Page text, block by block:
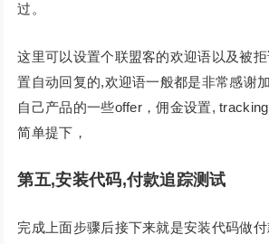
过。
这里可以设置个联盟客的欢迎语以及被
置自动回复的,欢迎语一般都是非常感谢
自己产品的一些offer，佣金设置,
简单提下，
第五,安装代码,付款追踪测试
完成上面步骤后接下来就是安装代码做